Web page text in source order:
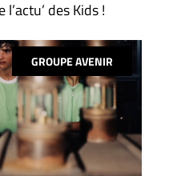
des Kids !
GROUPE AVENIR